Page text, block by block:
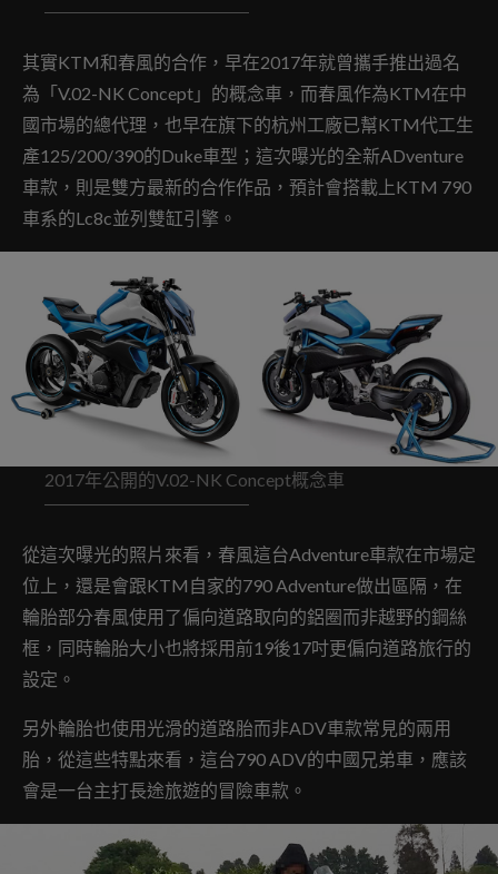
其實KTM和春風的合作，早在2017年就曾攜手推出過名
為「V.02-NK Concept」的概念車，而春風作為KTM在中
國市場的總代理，也早在旗下的杭州工廠已幫KTM代工生
產125/200/390的Duke車型；這次曝光的全新ADventure
車款，則是雙方最新的合作作品，預計會搭載上KTM 790
車系的Lc8c並列雙缸引擎。
2017年公開的V.02-NK Concept概念車
從這次曝光的照片來看，春風這台Adventure車款在市場定
位上，還是會跟KTM自家的790 Adventure做出區隔，在
輪胎部分春風使用了偏向道路取向的鋁圈而非越野的鋼絲
框，同時輪胎大小也將採用前19後17吋更偏向道路旅行的
設定。
另外輪胎也使用光滑的道路胎而非ADV車款常見的兩用
胎，從這些特點來看，這台790 ADV的中國兄弟車，應該
會是一台主打長途旅遊的冒險車款。